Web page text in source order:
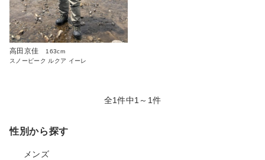
高田京佳
163cm
スノーピーク ルクア イーレ
全1件中1～1件
性別から探す
メンズ